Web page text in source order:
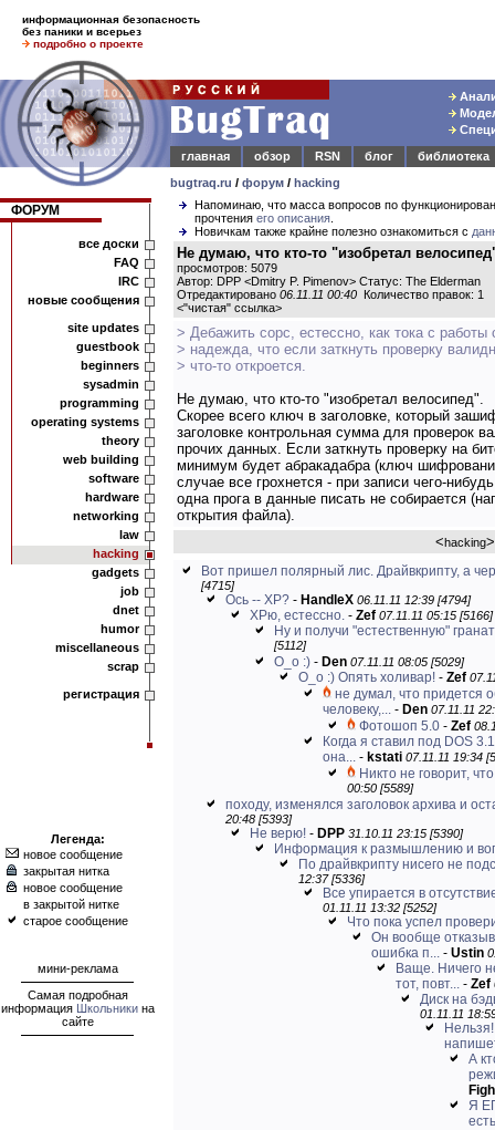
информационная безопасность
без паники и всерьез
подробно о проекте
главная
обзор RSN блог
библиотека
bugtraq.ru / форум / hacking
ФОРУМ
все доски
FAQ
IRC
новые сообщения
site updates
guestbook
beginners
sysadmin
programming
operating systems
theory
web building
software
hardware
networking
law
hacking
gadgets
job
dnet
humor
miscellaneous
scrap
регистрация
Легенда:
новое сообщение
закрытая нитка
новое сообщение
в закрытой нитке
старое сообщение
мини-реклама
Самая подробная
информация Школьникина
сайте
Напоминаю, что масса вопросов по
прочтения его описания
Новичкам также крайне полезно ознакомиться с
Не думаю, что кто-то "изобретал
просмотров: 5079
Автор: DPP <Dmitry P. Pimenov> Статус: The Elderman
Отредактировано 06.11.11 00:40 Количество правок: 1
<"чистая" ссылка>
> Дебажить сорс, естессно, как тока с работы
> надежда, что если заткнуть проверку
> что-то откроется.
Не думаю, что кто-то "изобретал велосипед".
Скорее всего ключ в заголовке, который
заголовке контрольная сумма для проверок
прочих данных. Если заткнуть проверку на
минимум будет абракадабра (ключ
случае все грохнется - при записи чего-
одна прога в данные писать не собирается
открытия файла).
<hacking>
Вот пришел полярный лис. Драйвкрипту, а
[4715]
Ось -- XP? - HandleX 06.11.11 12:39 [4794]
ХРю, естессно. - Zef 07.11.11 05:15 [5166]
Ну и получи "естественную"
[5112]
O_o :) - Den 07.11.11 08:05 [5029]
O_o :) Опять холивар! - Zef
не думал, что придется
человеку,... - Den 07.11.11
Фотошоп 5.0 - Zef
Когда я ставил под DOS
она... - kstati 07.11.11 19:34
Никто не говорит,
00:50 [5589]
походу, изменялся заголовок архива и
20:48 [5393]
Не верю! - DPP 31.10.11 23:15 [5390]
Информация к размышлению и
По драйвкрипту нисего не
12:37 [5336]
Все упирается в
01.11.11 13:32 [5252]
Что пока успел
Он вообще
ошибка п... - Ustin
Ваще. Ничего
тот, повт... - Zef
Диск на
01.11.11
А
Я